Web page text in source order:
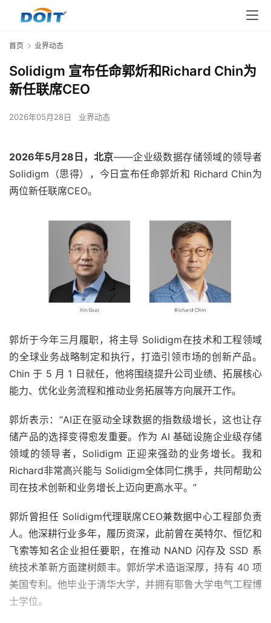
首页 业界动态
Solidigm 宣布任命郭炘和Richard Chin为
新任联席CEO
2026年05月28日 业界动态
2026年5月28日，北京——企业级数据存储领域的领导者
Solidigm（思得），今日宣布任命郭炘和 Richard Chin为
两位新任联席CEO。
郭炘于今年三月履职，将主导 Solidigm在技术和工程领域
的全球业务战略制定和执行，打造引领市场的创新产品。
Chin 于 5 月 1 日就任，他将围绕提升公司业绩、拓展核心
能力、优化业务流程和推动业务拓展等方向展开工作。
郭炘表示：“AI正在驱动全球数据的指数级增长，这也让存
储产品的选择变得愈发重要。作为 AI 基础设施企业级存储
领域的领导者，Solidigm 正迎来强劲的业务增长。我和
Richard非常高兴能与 Solidigm全体同仁携手，共同帮助公
司在技术创新和业务增长上迈向更高水平。”
郭炘曾担任 Solidigm代理联席CEO兼数据中心工程部负责
人。他深耕行业多年，履历资深，此前曾在英特尔、恒忆和
飞索等知名企业担任要职，在推动 NAND 闪存及 SSD 系
统技术革新方面建树颇丰。郭炘学术造诣深厚，持有 40 项
美国专利。他毕业于清华大学，并拥有耶鲁大学电气工程博
士学位。